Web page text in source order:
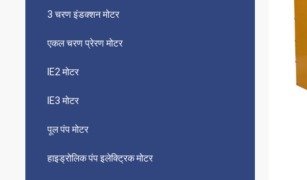
3 चरण इंडक्शन मोटर
एकल चरण प्रेरण मोटर
IE2 मोटर
IE3 मोटर
पूल पंप मोटर
हाइड्रोलिक पंप इलेक्ट्रिक मोटर